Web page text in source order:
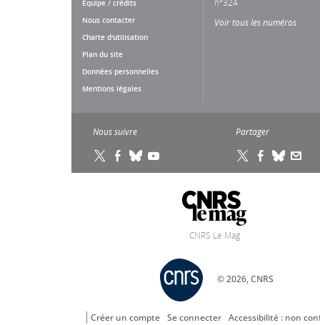
Équipe / crédits
Nous contacter
Charte d'utilisation
Plan du site
Données personnelles
Mentions légales
Voir tous les numéros
Nous suivre Partager
CNRS Le Mag
© 2026, CNRS
Créer un compte Se connecter
Accessibilité : non